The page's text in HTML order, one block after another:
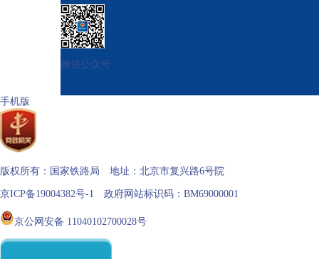
微信公众号
手机版
版权所有：国家铁路局 地址：北京市复兴路6号院
京ICP备19004382号-1 政府网站标识码：BM69000001
京公网安备 11040102700028号